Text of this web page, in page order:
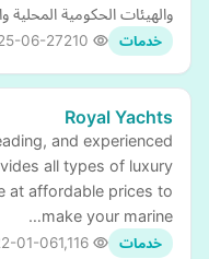
والهيئات الحكومية المحلية
خدمات 06-27
Royal Yachts
and experienced
all types of luxury
at affordable prices to
make your marine…
خدمات 01-06